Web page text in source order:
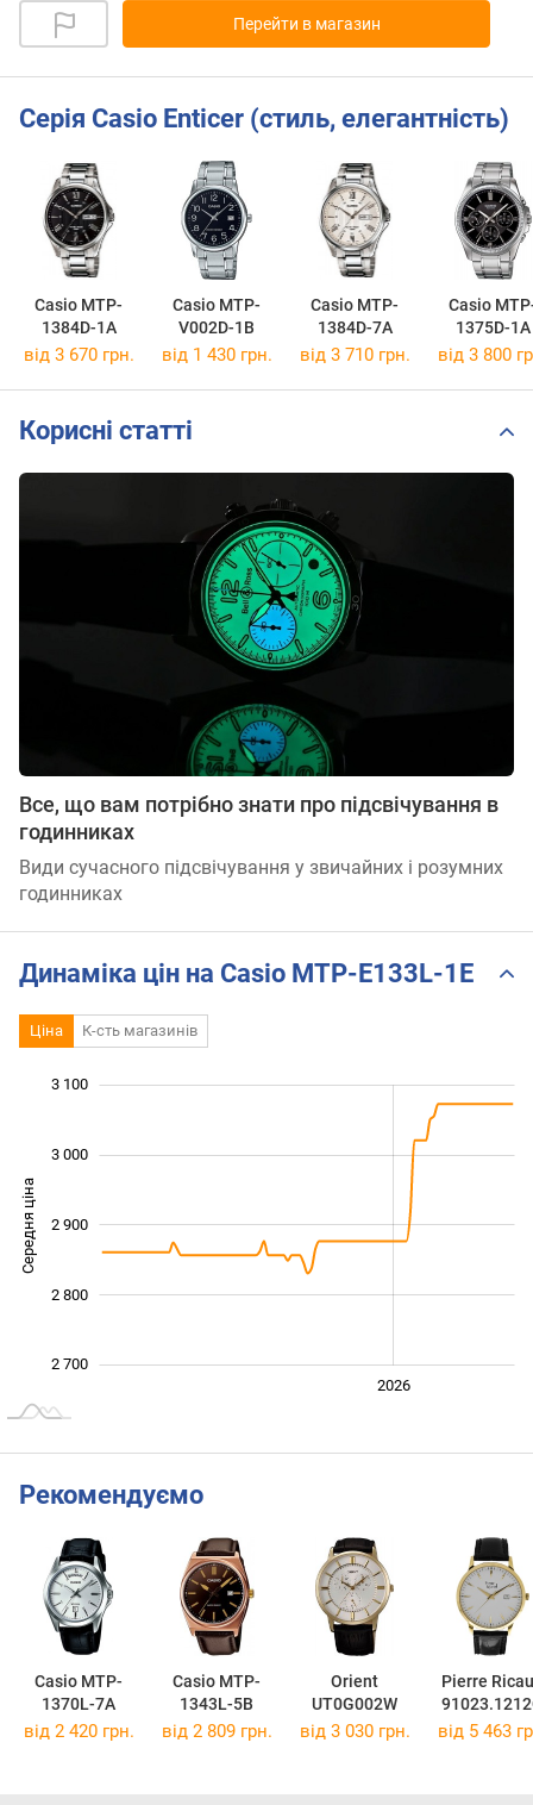
Перейти в магазин
Серія Casio Enticer (стиль, елегантність)
Casio MTP-
1384D-1A
Casio MTP-
V002D-1B
Casio MTP-
1384D-7A
Casio
1375D-1A
від 3 670 грн. від 1 430 грн. від 3 710 грн. від 3 800
Корисні статті
Все, що вам потрібно знати про підсвічування в
годинниках
Види сучасного підсвічування у звичайних і розумних
годинниках
Динаміка цін на Casio MTP-E133L-1E
Ціна К-сть магазинів
Середня ціна 2 700
2 700
2 800
2 900
3 000
3 100
2026
Рекомендуємо
Casio MTP-
1370L-7A
Casio MTP-
1343L-5B
Orient
UT0G002W
Pierre
від 2 420 грн. від 2 809 грн. від 3 030 грн. від 5 463